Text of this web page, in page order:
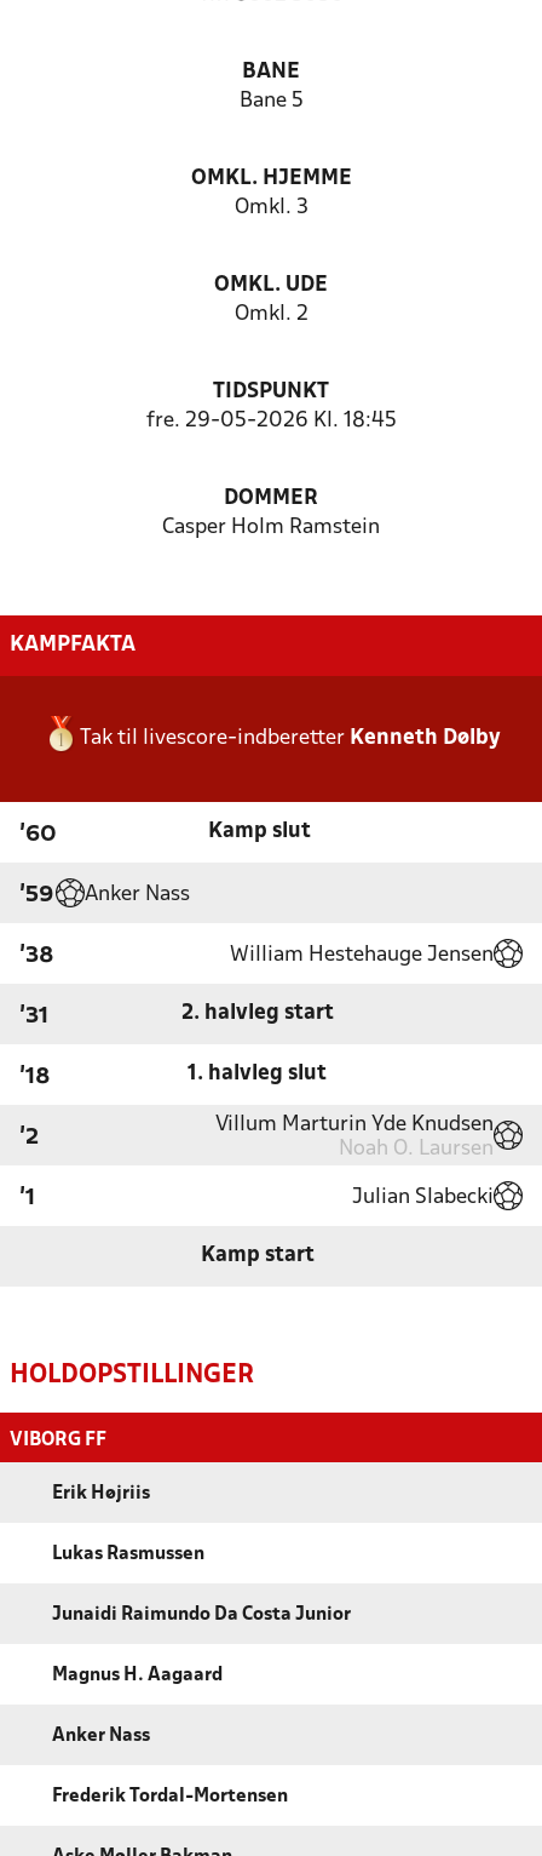
BANE
Bane 5
OMKL. HJEMME
Omkl. 3
OMKL. UDE
Omkl. 2
TIDSPUNKT
fre. 29-05-2026 Kl. 18:45
DOMMER
Casper Holm Ramstein
KAMPFAKTA
Tak til livescore-indberetter Kenneth Dølby
'60 Kamp slut
'59 Anker Nass
'38 William Hestehauge Jensen
'31 2. halvleg start
'18 1. halvleg slut
'2
Villum Marturin Yde Knudsen
Noah O. Laursen
'1 Julian Slabecki
Kamp start
HOLDOPSTILLINGER
VIBORG FF
Erik Højriis
Lukas Rasmussen
Junaidi Raimundo Da Costa Junior
Magnus H. Aagaard
Anker Nass
Frederik Tordal-Mortensen